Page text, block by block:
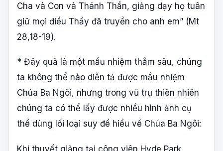
Cha và Con và Thánh Thần, giảng dạy họ tuân
giữ mọi điều Thầy đã truyền cho anh em” (Mt
28,18-19).
* Đây quả là một mầu nhiệm thẳm sâu, chúng
ta không thể nào diễn tả được mầu nhiệm
Chúa Ba Ngôi, nhưng trong vũ trụ thiên nhiên
chúng ta có thể lấy được nhiều hình ảnh cụ
thể dùng lối loại suy để hiểu về Chúa Ba Ngôi:
Khi thuyết giảng tại công viên Hyde Park,